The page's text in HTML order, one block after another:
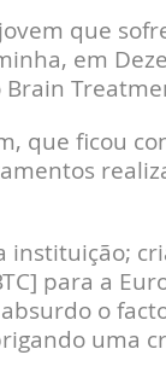
que
em
que ficou
instituição;
para a
o
uma